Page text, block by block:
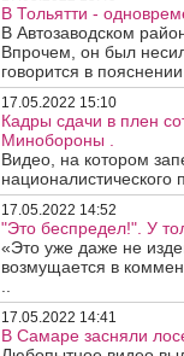
В Тольятти -
В Автозаводском
Впрочем, он был
говорится в
17.05.2022 15:10
Кадры сдачи в плен
Минобороны .
Видео, на котором
17.05.2022 14:52
"Это беспредел!". У
«Это уже даже не
возмущается в
17.05.2022 14:41
В Самаре засняли